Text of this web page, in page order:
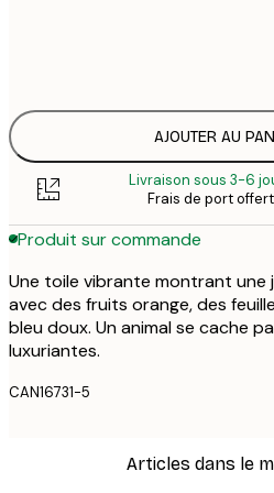
AJOUTER AU
Livraison sous 3-6
Frais de port
Produit sur commande
Une toile vibrante montrant une
avec des fruits orange, des
bleu doux. Un animal se cache
luxuriantes.
CAN16731-5
Articles dans le